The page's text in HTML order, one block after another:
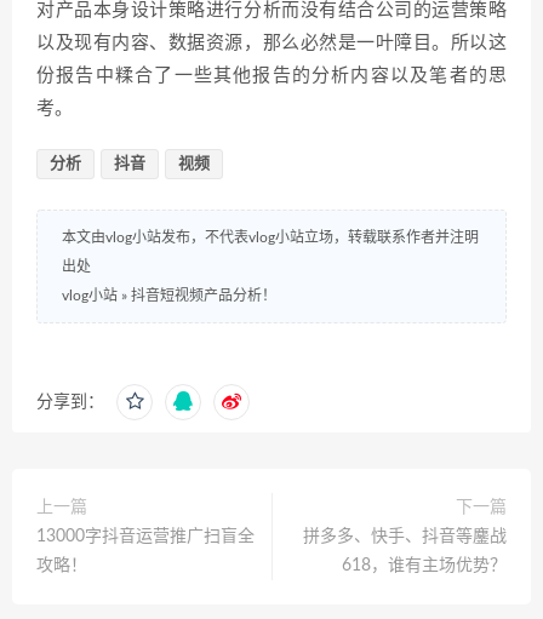
对产品本身设计策略进行分析而没有结合公司的运营策略
以及现有内容、数据资源，那么必然是一叶障目。所以这
份报告中糅合了一些其他报告的分析内容以及笔者的思
考。
分析 抖音 视频
本文由vlog小站发布，不代表vlog小站立场，转载联系作者并注明
出处
vlog小站 » 抖音短视频产品分析！
分享到：
上一篇
13000字抖音运营推广扫盲全
攻略！
下一篇
拼多多、快手、抖音等鏖战
618，谁有主场优势？